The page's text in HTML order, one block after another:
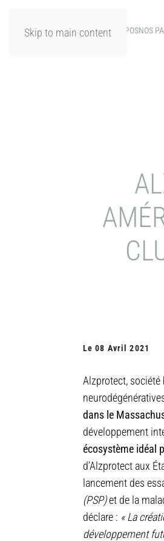
Skip to main contentA PROPOSNOS
Le 08 Avril 2021
Alzprotect,
dans le
développement
écosystème idéal
d’Alzprotect aux
lancement des
(PSP)et de la
déclare : « La
développement